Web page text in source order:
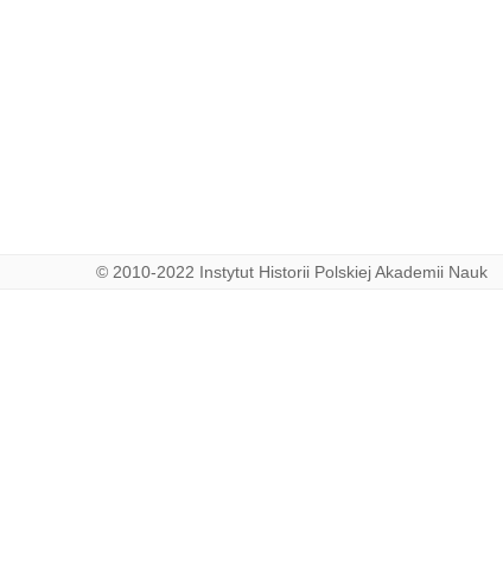
© 2010-2022 Instytut Historii Polskiej Akademii Nauk